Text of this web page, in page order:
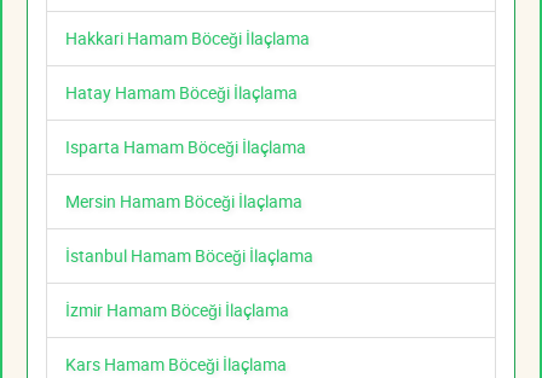
Hakkari Hamam Böceği İlaçlama
Hatay Hamam Böceği İlaçlama
Isparta Hamam Böceği İlaçlama
Mersin Hamam Böceği İlaçlama
İstanbul Hamam Böceği İlaçlama
İzmir Hamam Böceği İlaçlama
Kars Hamam Böceği İlaçlama